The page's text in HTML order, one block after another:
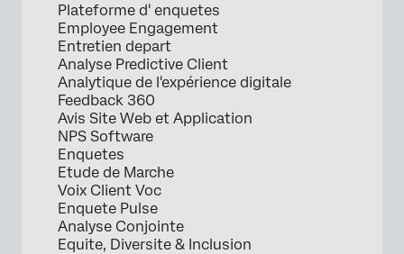
Plateforme d' enquetes
Employee Engagement
Entretien depart
Analyse Predictive Client
Analytique de l'expérience digitale
Feedback 360
Avis Site Web et Application
NPS Software
Enquetes
Etude de Marche
Voix Client Voc
Enquete Pulse
Analyse Conjointe
Equite, Diversite & Inclusion